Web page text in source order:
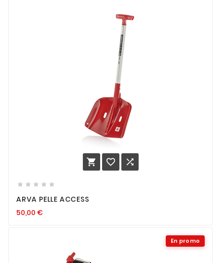
  
    
ARVA PELLE ACCESS
50,00 €
En promo